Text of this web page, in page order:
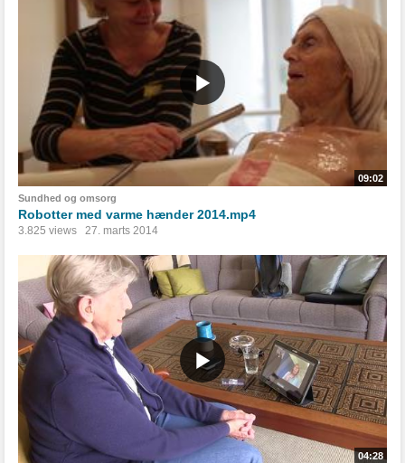
09:02
Sundhed og omsorg
Robotter med varme hænder 2014.mp4
3.825 views 27. marts 2014
04:28